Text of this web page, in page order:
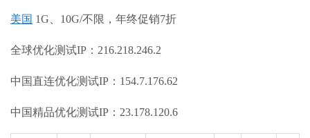
美国 1G、10G/不限，年终促销7折
全球优化测试IP：216.218.246.2
中国直连优化测试IP：154.7.176.62
中国精品优化测试IP：23.178.120.6